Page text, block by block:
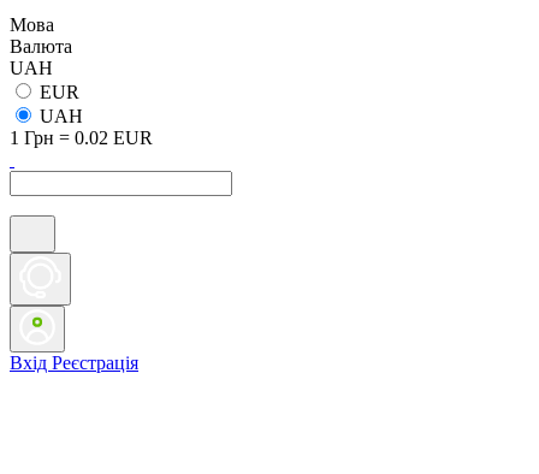
Мова
Валюта
UAH
EUR
UAH
1 Грн = 0.02 EUR
Вхід Реєстрація